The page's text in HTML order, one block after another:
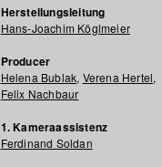
Herstellungsleitung
Hans-Joachim Köglmeier
Producer
Helena Bublak, Verena Hertel,
Felix Nachbaur
1. Kameraassistenz
Ferdinand Soldan